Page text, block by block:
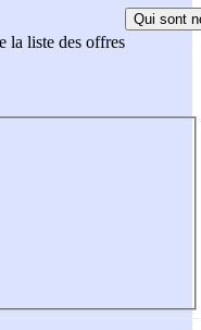
la liste des offres
Qui sont